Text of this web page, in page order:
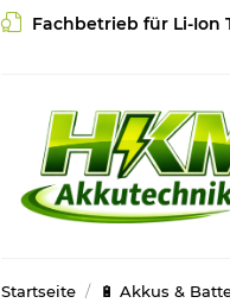
Fachbetrieb für Li-Ion
Startseite 🔋 Akkus &